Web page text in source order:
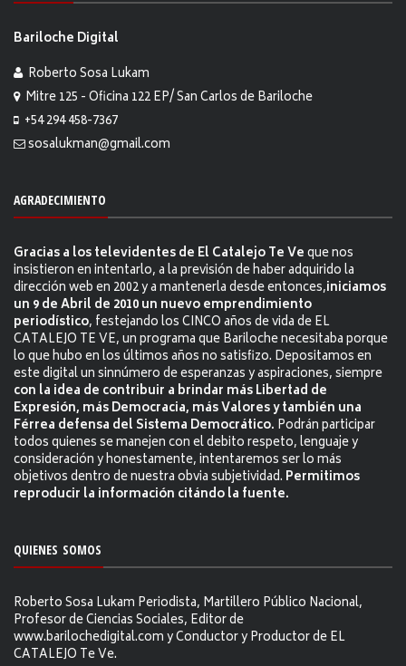
Bariloche Digital
Roberto Sosa Lukam
Mitre 125 - Oficina 122 EP/ San Carlos de Bariloche
+54 294 458-7367
sosalukman@gmail.com
AGRADECIMIENTO
Gracias a los televidentes de El Catalejo Te Veque nos
insistieron en intentarlo, a la previsión de haber adquirido la
dirección web en 2002 y a mantenerla desde entonces,iniciamos
un 9 de Abril de 2010 un nuevo emprendimiento
periodístico, festejando los CINCO años de vida de EL
CATALEJO TE VE, un programa que Bariloche necesitaba porque
lo que hubo en los últimos años no satisfizo. Depositamos en
este digital un sinnúmero de esperanzas y aspiraciones, siempre
con la idea de contribuir a brindar más Libertad de
Expresión, más Democracia, más Valores y también una
Férrea defensa del Sistema Democrático. Podrán participar
todos quienes se manejen con el debito respeto, lenguaje y
consideración y honestamente, intentaremos ser lo más
objetivos dentro de nuestra obvia subjetividad. Permitimos
reproducir la información citándo la fuente.
QUIENES SOMOS
Roberto Sosa Lukam Periodista, Martillero Público Nacional,
Profesor de Ciencias Sociales, Editor de
www.barilochedigital.com y Conductor y Productor de EL
CATALEJO Te Ve.